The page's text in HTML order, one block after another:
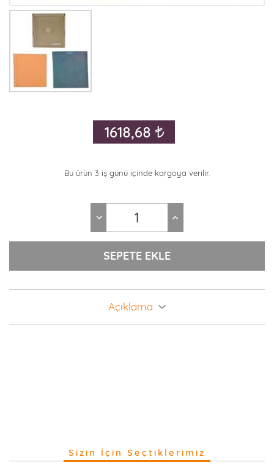
1618,68
Bu ürün 3 iş günü içinde kargoya verilir.
Açıklama
Sizin İçin Seçtiklerimiz